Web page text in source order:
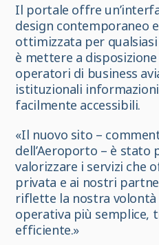
Il portale offre
design contemporaneo
ottimizzata per
è mettere a
operatori di business
istituzionali
facilmente accessibili.
«Il nuovo sito –
dell’Aeroporto – è
valorizzare i servizi che
privata e ai nostri
riflette la nostra volontà
operativa più semplice,
efficiente.»